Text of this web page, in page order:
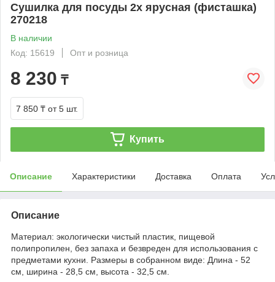
Сушилка для посуды 2х ярусная (фисташка)
270218
В наличии
Код: 15619
Опт и розница
8 230 ₸
7 850 ₸ от 5 шт.
Купить
Описание Характеристики Доставка Оплата
Описание
Материал: экологически чистый пластик, пищевой
полипропилен, без запаха и безвреден для использования с
предметами кухни. Размеры в собранном виде: Длина - 52
см, ширина - 28,5 см, высота - 32,5 см.